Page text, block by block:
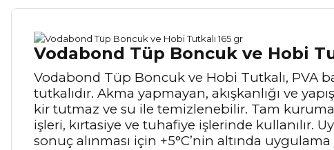
Vodabond Tüp Boncuk ve Hobi
Vodabond Tüp Boncuk ve Hobi Tutkalı, PVA
tutkalıdır. Akma yapmayan, akışkanlığı ve
kir tutmaz ve su ile temizlenebilir. Tam
işleri, kırtasiye ve tuhafiye işlerinde kullanılır.
sonuç alınması için +5°C’nin altında uygulama